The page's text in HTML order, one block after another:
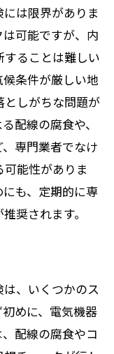
は限界がありま
可能ですが、内
ることは難しい
条件が厳しい地
しがちな問題が
配線の腐食や、
専門業者でなけ
能性がありま
も、定期的に専
奨されます。
、いくつかのス
めに、電気機器
配線の腐食やコ